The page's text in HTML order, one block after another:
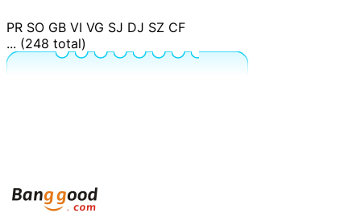
PR SO GB VI VG SJ DJ SZ CF
... (248 total)